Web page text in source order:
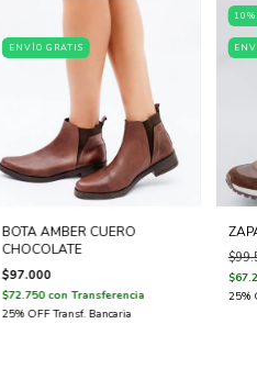
ENVÍO GRATIS
BOTA AMBER CUERO
CHOCOLATE
$97.000
$72.750 con Transferencia
10